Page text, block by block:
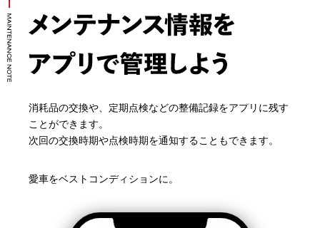
消耗品の交換や、定期点検などの整備記録をアプリに残す
ことができます。​
次回の交換時期や点検時期を通知することもできます。​
愛車をベストコンディションに。​​​